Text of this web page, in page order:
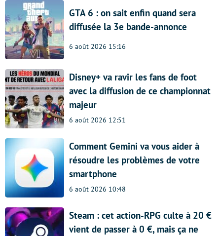
GTA 6 : on sait enfin quand sera
diffusée la 3e bande-annonce
6 août 2026 15:16
Disney+ va ravir les fans de foot
avec la diffusion de ce championnat
majeur
6 août 2026 12:51
Comment Gemini va vous aider à
résoudre les problèmes de votre
smartphone
6 août 2026 10:48
Steam : cet action-RPG culte à 20 €
vient de passer à 0 €, mais ça ne